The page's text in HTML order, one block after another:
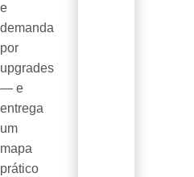
e
demanda
por
upgrades
— e
entrega
um
mapa
prático